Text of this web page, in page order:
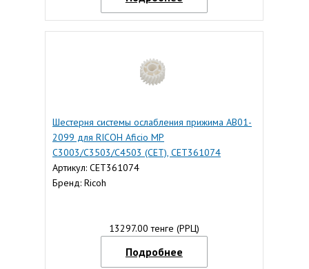
Шестерня системы ослабления прижима AB01-
2099 для RICOH Aficio MP
C3003/C3503/C4503 (CET), CET361074
Артикул: CET361074
Бренд: Ricoh
13297.00 тенге (РРЦ)
Подробнее